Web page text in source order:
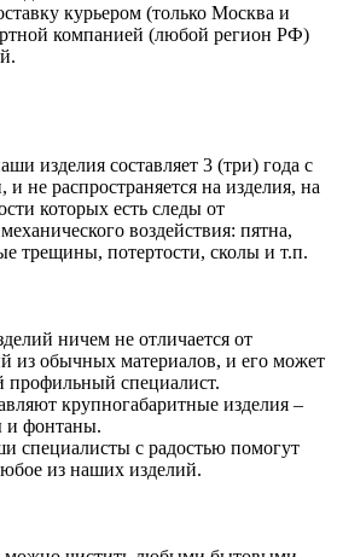
курьером (только Москва и
компанией (любой регион РФ)
изделия составляет 3 (три) года с
и не распространяется на изделия, на
которых есть следы от
воздействия: пятна,
трещины, потертости, сколы и т.п.
ничем не отличается от
из обычных материалов, и его может
специалист.
крупногабаритные изделия –
и фонтаны.
специалисты с радостью помогут
из наших изделий.